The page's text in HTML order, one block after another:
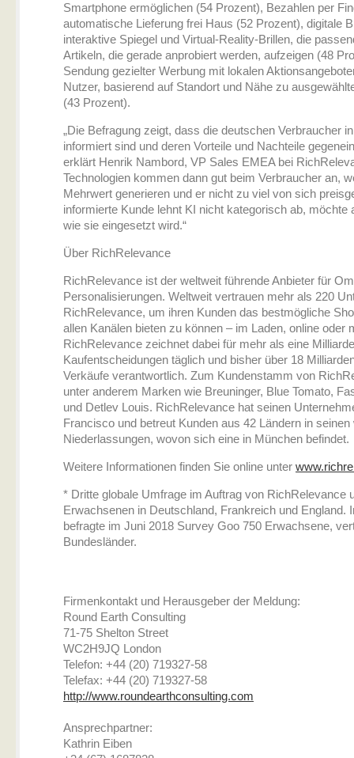
Smartphone ermöglichen (54 Prozent), Bezahlen per
automatische Lieferung frei Haus (52 Prozent), digitale
interaktive Spiegel und Virtual-Reality-Brillen, die
Artikeln, die gerade anprobiert werden, aufzeigen (48
Sendung gezielter Werbung mit lokalen
Nutzer, basierend auf Standort und Nähe zu
(43 Prozent).
„Die Befragung zeigt, dass die deutschen Verbraucher
informiert sind und deren Vorteile und Nachteile
erklärt Henrik Nambord, VP Sales EMEA bei
Technologien kommen dann gut beim Verbraucher an,
Mehrwert generieren und er nicht zu viel von sich
informierte Kunde lehnt KI nicht kategorisch ab, möchte
wie sie eingesetzt wird.“
Über RichRelevance
RichRelevance ist der weltweit führende Anbieter für
Personalisierungen. Weltweit vertrauen mehr als 220
RichRelevance, um ihren Kunden das bestmögliche
allen Kanälen bieten zu können – im Laden, online oder
RichRelevance zeichnet dabei für mehr als eine Milliarde
Kaufentscheidungen täglich und bisher über 18
Verkäufe verantwortlich. Zum Kundenstamm von
unter anderem Marken wie Breuninger, Blue Tomato,
und Detlev Louis. RichRelevance hat seinen
Francisco und betreut Kunden aus 42 Ländern in seinen
Niederlassungen, wovon sich eine in München befindet.
Weitere Informationen finden Sie online unter
* Dritte globale Umfrage im Auftrag von RichRelevance
Erwachsenen in Deutschland, Frankreich und England.
befragte im Juni 2018 Survey Goo 750 Erwachsene,
Bundesländer.
Firmenkontakt und Herausgeber der Meldung:
Round Earth Consulting
71-75 Shelton Street
WC2H9JQ London
Telefon: +44 (20) 719327-58
Telefax: +44 (20) 719327-58
http://www.roundearthconsulting.com
Ansprechpartner:
Kathrin Eiben